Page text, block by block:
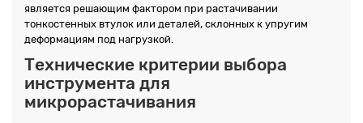
является решающим фактором при растачивании
тонкостенных втулок или деталей, склонных к упругим
деформациям под нагрузкой.
Технические критерии выбора
инструмента для
микрорастачивания